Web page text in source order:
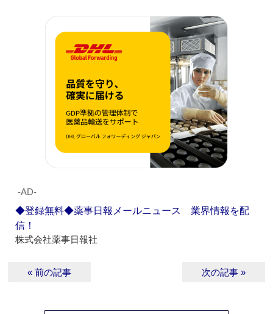
‐AD‐
◆登録無料◆薬事日報メールニュース 業界情報を配
信！
株式会社薬事日報社
« 前の記事 次の記事 »